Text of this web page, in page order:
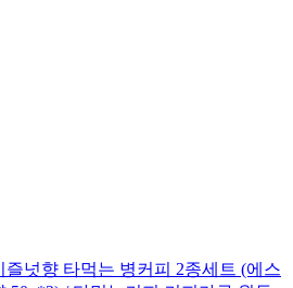
넛향 타먹는 병커피 2종세트 (에스